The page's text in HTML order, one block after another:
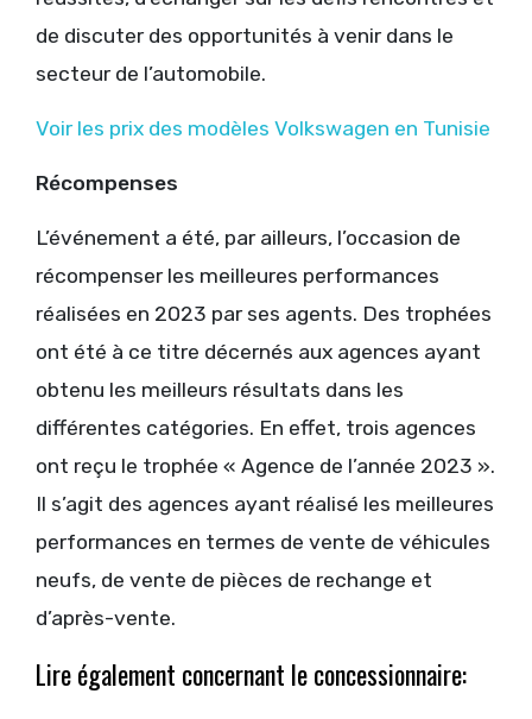
de discuter des opportunités à venir dans le
secteur de l’automobile.
Voir les prix des modèles Volkswagen en Tunisie
Récompenses
L’événement a été, par ailleurs, l’occasion de
récompenser les meilleures performances
réalisées en 2023 par ses agents. Des trophées
ont été à ce titre décernés aux agences ayant
obtenu les meilleurs résultats dans les
différentes catégories. En effet, trois agences
ont reçu le trophée « Agence de l’année 2023 ».
Il s’agit des agences ayant réalisé les meilleures
performances en termes de vente de véhicules
neufs, de vente de pièces de rechange et
d’après-vente.
Lire également concernant le concessionnaire: